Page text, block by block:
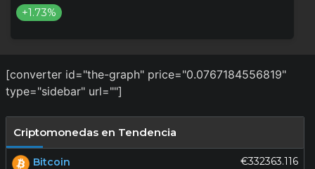
+1.73%
[converter id="the-graph" price="0.0767184556819"
type="sidebar" url=""]
Criptomonedas en Tendencia
Bitcoin €332363.116